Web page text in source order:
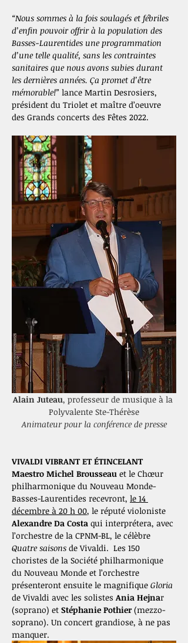
“Nous sommes à la fois soulagés et fébriles
d’enfin pouvoir offrir à la population des
Basses-Laurentides une programmation
d’une telle qualité, sans les contraintes
sanitaires que nous avons subies durant
les dernières années. Ça promet d’être
mémorable!” lance Martin Desrosiers,
président du Triolet et maître d’oeuvre
des Grands concerts des Fêtes 2022.
Alain Juteau, professeur de musique à la
Animateur pour la conférence de presse
VIVALDI VIBRANT ET ÉTINCELANT
Maestro Michel Brousseau et le Chœur
philharmonique du Nouveau Monde-
Basses-Laurentides recevront, le 14
décembre à 20 h 00, le réputé violoniste
Alexandre Da Costa qui interprétera, avec
l’orchestre de la CPNM-BL, le célèbre
Quatre saisons de Vivaldi.  Les 150
choristes de la Société philharmonique
du Nouveau Monde et l’orchestre
présenteront ensuite le magnifique Gloria
de Vivaldi avec les solistes Ania Hejnar
(soprano) et Stéphanie Pothier (mezzo-
soprano). Un concert grandiose, à ne pas
manquer.